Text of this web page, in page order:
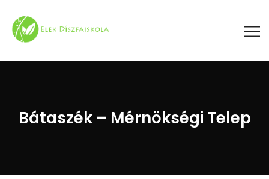
Bátaszék – Mérnökségi Telep